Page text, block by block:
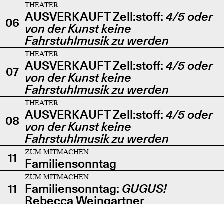
06
THEATER
AUSVERKAUFT Zell:stoff: 4/5 oder
von der Kunst keine
Fahrstuhlmusik zu werden
07
THEATER
AUSVERKAUFT Zell:stoff: 4/5 oder
von der Kunst keine
Fahrstuhlmusik zu werden
08
THEATER
AUSVERKAUFT Zell:stoff: 4/5 oder
von der Kunst keine
Fahrstuhlmusik zu werden
11
ZUM MITMACHEN
Familiensonntag
11
ZUM MITMACHEN
Familiensonntag: GUGUS!
Rebecca Weingartner